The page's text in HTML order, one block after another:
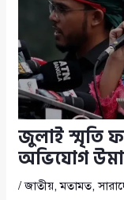
জুলাই স্মৃতি
অভিযোগ
/জাতীয়,মতামত,